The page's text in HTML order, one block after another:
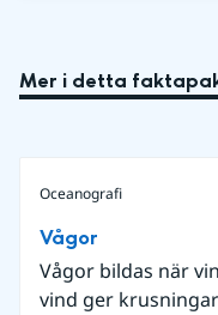
Mer i detta
Oceanografi
Vågor
Vågor bildas när
vind ger